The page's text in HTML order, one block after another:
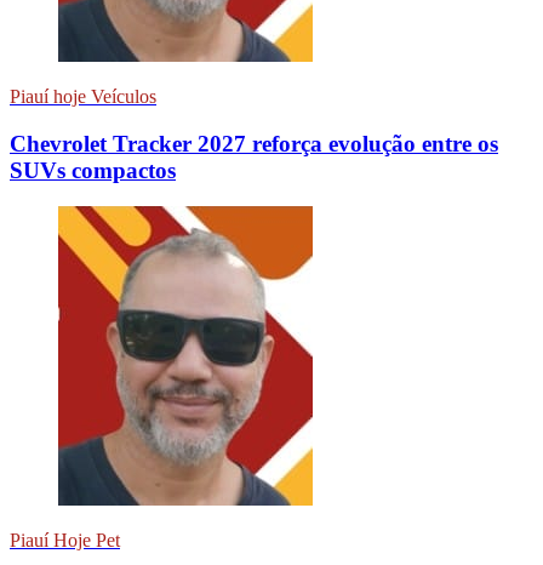
Piauí hoje Veículos
Chevrolet Tracker 2027 reforça evolução entre os
SUVs compactos
Piauí Hoje Pet